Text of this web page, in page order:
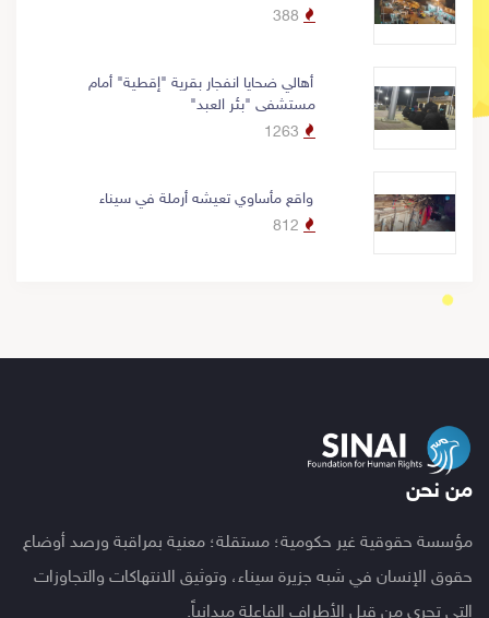
أهالي ضحايا انفجار بقرية "إقطية" أمام
مستشفى "بئر العبد"
واقع مأساوي تعيشه أرملة في سيناء
من نحن
مؤسسة حقوقية غير حكومية؛ مستقلة؛ معنية بمراقبة ورصد أوضاع
حقوق الإنسان في شبه جزيرة سيناء، وتوثيق الانتهاكات والتجاوزات
التي تجري من قبل الأطراف الفاعلة ميدانياً.